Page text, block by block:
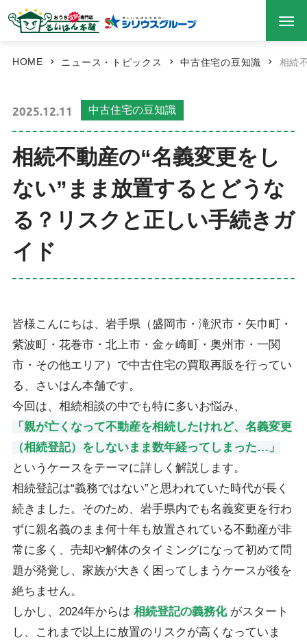
HOME ニュース・トピックス 中古住宅の豆知識 相続
2025.12.11 中古住宅の豆知識
相続不動産の“名義変更をし
ない”まま放置するとどうな
る？リスクと正しい手続きガ
イド
皆様こんにちは、岩手県（盛岡市・滝沢市・矢巾町・
紫波町・花巻市・北上市・金ヶ崎町・奥州市・一関
市・その他エリア）で中古住宅の買取再販を行ってい
る、さいはん本舗です。
今回は、相続相談の中でも特に多いお悩み、
「親が亡くなって不動産を相続したけれど、名義変更
（相続登記）をしないまま数年経ってしまった…」
というケースをテーマに詳しく解説します。
相続登記は“義務ではない”と思われていた時代が長く
続きました。そのため、岩手県内でも名義変更を行わ
ずに親名義のまま何十年も放置されている不動産が非
常に多く、売却や解体のタイミングになって初めて問
題が発覚し、家族が大きく困ってしまうケースが後を
絶ちません。
しかし、2024年からは 相続登記の義務化がスタート
し、これまで以上に放置のリスクが高くなっていま